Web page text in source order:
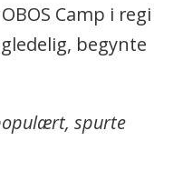
Camp i regi
begynte
spurte